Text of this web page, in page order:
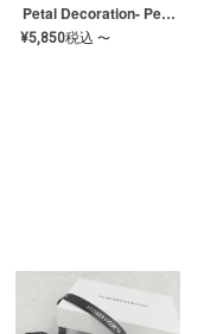
Petal Decoration- Pearl【JA-COER-3】
¥5,850税込 〜